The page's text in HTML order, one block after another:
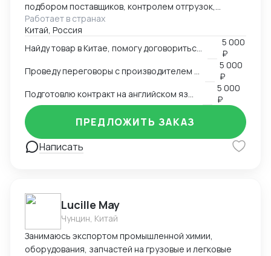
подбором поставщиков, контролем отгрузок,
проверкой качества товара. В нашей компании
работает более 10 человек и мы всегда можем вам
помочь по любым вопросам связанным с заказом
Работает в странах
Китай, Россия
5 000
₽
5 000
₽
5 000
₽
Написать
ПРЕДЛОЖИТЬ ЗАКАЗ
Lucille May
Чунцин, Китай
Занимаюсь экспортом промышленной химии,
оборудования, запчастей на грузовые и легковые